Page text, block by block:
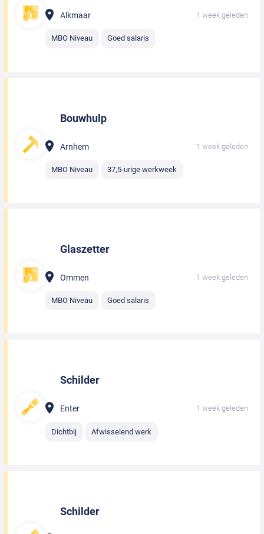
Alkmaar 1 week geleden
MBO Niveau Goed salaris
Bouwhulp
Arnhem 1 week geleden
MBO Niveau 37,5-urige werkweek
Glaszetter
Ommen 1 week geleden
MBO Niveau Goed salaris
Schilder
Enter 1 week geleden
Dichtbij Afwisselend werk
Schilder